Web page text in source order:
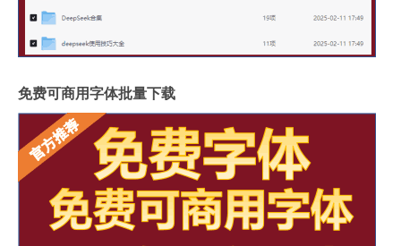
免费可商用字体批量下载